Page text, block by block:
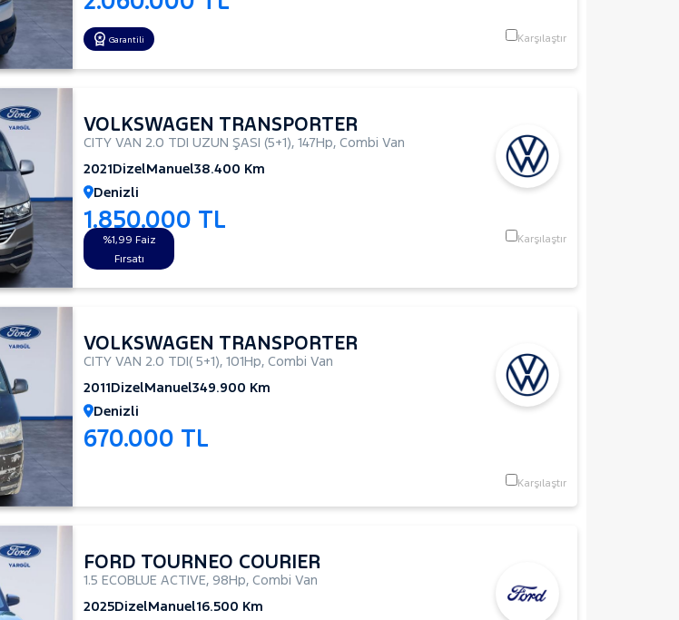
Garantili Karşılaştır
VOLKSWAGEN TRANSPORTER
CITY VAN 2.0 TDI UZUN ŞASI (5+1), 147Hp, Combi Van
2021DizelManuel38.400 Km
Denizli
1.850.000 TL
%1,99 Faiz
Fırsatı
Karşılaştır
VOLKSWAGEN TRANSPORTER
CITY VAN 2.0 TDI( 5+1), 101Hp, Combi Van
2011DizelManuel349.900 Km
Denizli
670.000 TL
Karşılaştır
FORD TOURNEO COURIER
1.5 ECOBLUE ACTIVE, 98Hp, Combi Van
2025DizelManuel16.500 Km